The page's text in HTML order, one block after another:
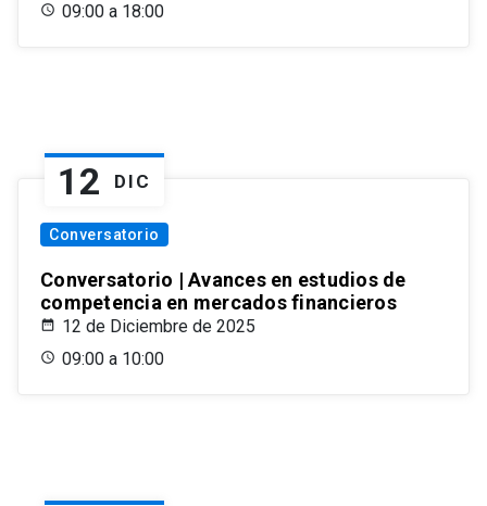
09:00 a 18:00
12 DIC
Conversatorio
Conversatorio | Avances en estudios de
competencia en mercados financieros
12 de Diciembre de 2025
09:00 a 10:00